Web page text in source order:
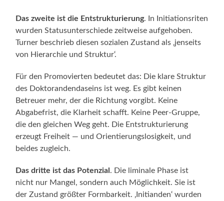
Das zweite ist die Entstrukturierung. In Initiationsriten
wurden Statusunterschiede zeitweise aufgehoben.
Turner beschrieb diesen sozialen Zustand als ‚jenseits
von Hierarchie und Struktur‘.
Für den Promovierten bedeutet das: Die klare Struktur
des Doktorandendaseins ist weg. Es gibt keinen
Betreuer mehr, der die Richtung vorgibt. Keine
Abgabefrist, die Klarheit schafft. Keine Peer-Gruppe,
die den gleichen Weg geht. Die Entstrukturierung
erzeugt Freiheit — und Orientierungslosigkeit, und
beides zugleich.
Das dritte ist das Potenzial . Die liminale Phase ist
nicht nur Mangel, sondern auch Möglichkeit. Sie ist
der Zustand größter Formbarkeit. ‚Initianden‘ wurden